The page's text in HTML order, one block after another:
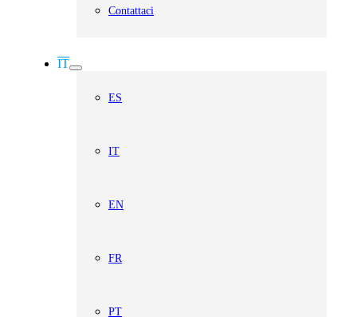
Contattaci
IT
ES
IT
EN
FR
PT